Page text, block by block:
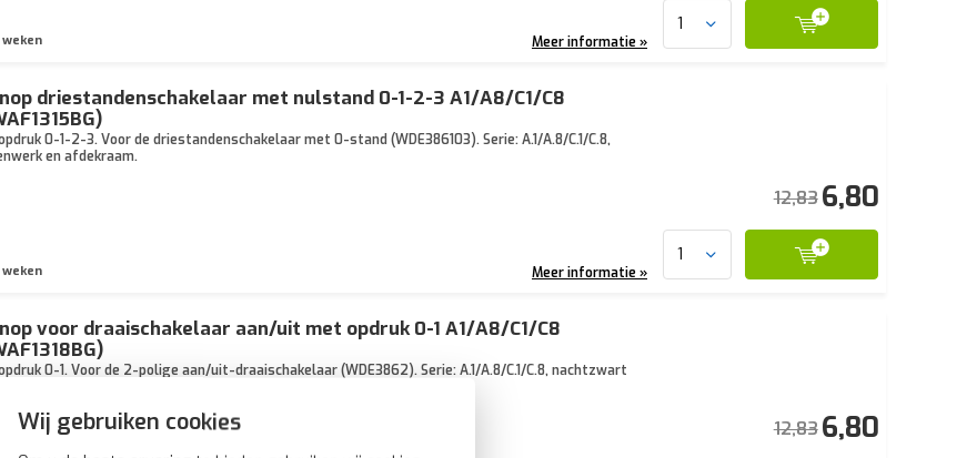
Wij gebruiken cookies
weken Meer informatie »
driestandenschakelaar met nulstand 0-1-2-3 A1/A8/C1/C8
0-1-2-3. Voor de driestandenschakelaar met 0-stand (WDE386103). Serie: A.1/A.8/C.1/C.8,
en afdekraam.
weken
12,836,80
Meer informatie »
voor draaischakelaar aan/uit met opdruk 0-1 A1/A8/C1/C8
0-1. Voor de 2-polige aan/uit-draaischakelaar (WDE3862). Serie: A.1/A.8/C.1/C.8, nachtzwart
12,836,80